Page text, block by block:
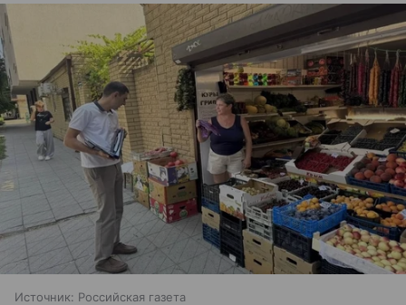
Источник: Российская газета